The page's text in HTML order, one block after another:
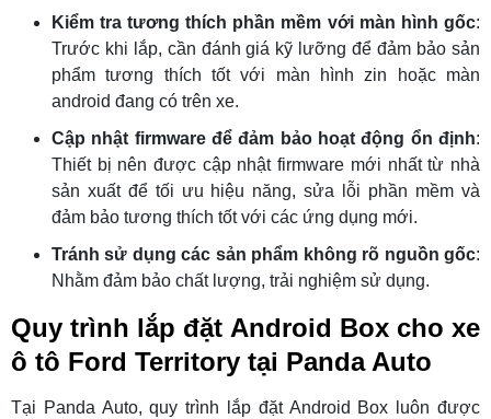
Kiểm tra tương thích phần mềm với màn hình gốc:
Trước khi lắp, cần đánh giá kỹ lưỡng để đảm bảo sản
phẩm tương thích tốt với màn hình zin hoặc màn
android đang có trên xe.
Cập nhật firmware để đảm bảo hoạt động ổn định:
Thiết bị nên được cập nhật firmware mới nhất từ nhà
sản xuất để tối ưu hiệu năng, sửa lỗi phần mềm và
đảm bảo tương thích tốt với các ứng dụng mới.
Tránh sử dụng các sản phẩm không rõ nguồn gốc:
Nhằm đảm bảo chất lượng, trải nghiệm sử dụng.
Quy trình lắp đặt Android Box cho xe
ô tô Ford Territory tại Panda Auto
Tại Panda Auto, quy trình lắp đặt Android Box luôn được